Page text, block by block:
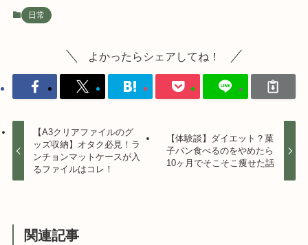
日常
よかったらシェアしてね！
【A3クリアファイルのグ
ッズ収納】オタク必見！ラ
ンチョンマットケースが入
るファイルはコレ！
【体験談】ダイエット？菓
子パン食べるのをやめたら
10ヶ月でそこそこ痩せた話
関連記事